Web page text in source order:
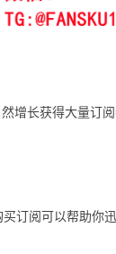
增长获得大量订
订阅可以帮助你